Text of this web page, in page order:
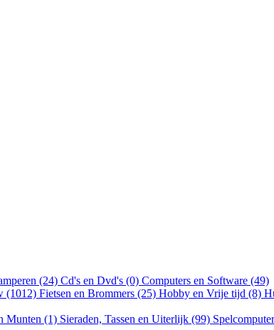
(24) Cd's en Dvd's (0) Computers en Software (49)
(1012) Fietsen en Brommers (25) Hobby en Vrije tijd (8)
Munten (1) Sieraden, Tassen en Uiterlijk (99)